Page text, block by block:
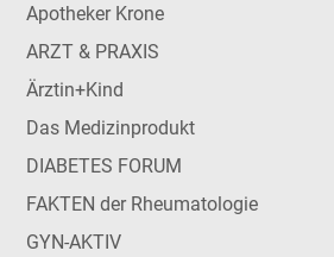
Apotheker Krone
ARZT & PRAXIS
Ärztin+Kind
Das Medizinprodukt
DIABETES FORUM
FAKTEN der Rheumatologie
GYN-AKTIV